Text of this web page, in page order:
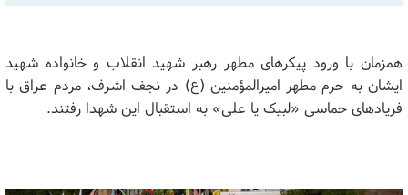
همزمان با ورود پیکرهای مطهر رهبر شهید انقلاب و خانواده شهید
ایشان به حرم مطهر امیرالمؤمنین (ع) در نجف اشرف، مردم عراق با
فریادهای حماسی «لبیک یا علی» به استقبال این شهدا رفتند.